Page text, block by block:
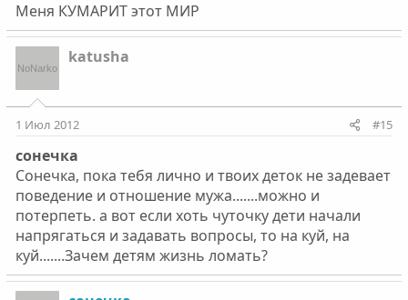
Меня КУМАРИТ этот МИР
katusha
1 Июл 2012 #15
сонечка
Сонечка, пока тебя лично и твоих деток не задевает
поведение и отношение мужа.......можно и
потерпеть. а вот если хоть чуточку дети начали
напрягаться и задавать вопросы, то на куй, на
куй.......Зачем детям жизнь ломать?